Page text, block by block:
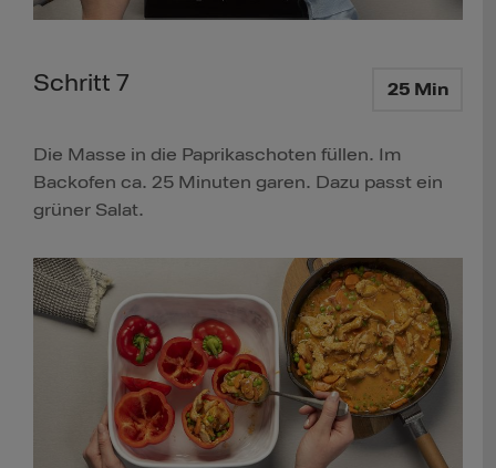
Schritt 7 25 Min
Die Masse in die Paprikaschoten füllen. Im
Backofen ca. 25 Minuten garen. Dazu passt ein
grüner Salat.